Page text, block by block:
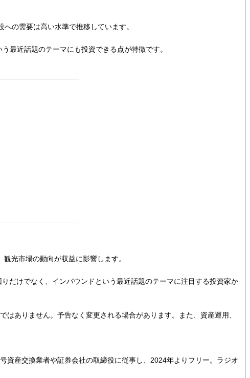
の需要は高い水準で推移しています。
最近話題のテーマにも投資できる点が特徴です。
光市場の動向が収益に影響します。
だけでなく、インバウンドという最近話題のテーマに注目する投資家か
ありません。予告なく変更される場合があります。また、資産運用、
資産交換業者や証券会社の取締役に従事し、2024年よりフリー。ラジオ